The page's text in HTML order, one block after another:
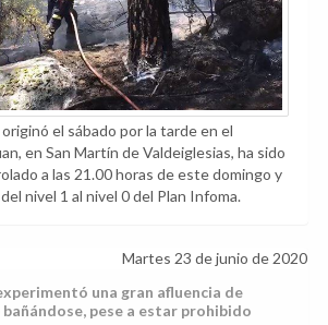
el sábado por la tarde en el
en San Martín de Valdeiglesias, ha sido
a las 21.00 horas de este domingo y
nivel 1 al nivel 0 del Plan Infoma.
Martes 23 de junio de 2020
una gran afluencia de
pese a estar prohibido